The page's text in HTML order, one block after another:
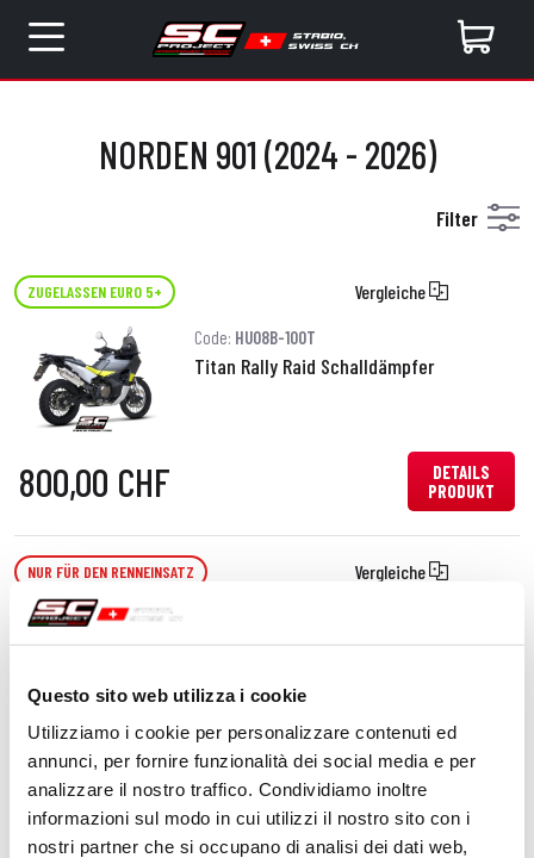
Questo sito web utilizza i cookie
Utilizziamo i cookie per personalizzare contenuti ed
annunci, per fornire funzionalità dei social media e per
analizzare il nostro traffico. Condividiamo inoltre
informazioni sul modo in cui utilizzi il nostro sito con i
nostri partner che si occupano di analisi dei dati web,
NORDEN 901 (2024 - 2026)
Filter
ZUGELASSEN EURO 5+ Vergleiche
Code: HU08B-100T
Titan Rally Raid Schalldämpfer
800,00 CHF
DETAILS
PRODUKT
NUR FÜR DEN RENNEINSATZ Vergleiche
Decat Edelstahl-Auspuffrohr,
Project-Reihe und dem Original
Schalldämpfer
260,00 CHF
DETAILS